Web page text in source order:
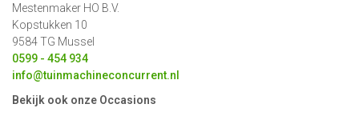
Mestenmaker HO B.V.
Kopstukken 10
9584 TG Mussel
0599 - 454 934
info@tuinmachineconcurrent.nl
Bekijk ook onze Occasions